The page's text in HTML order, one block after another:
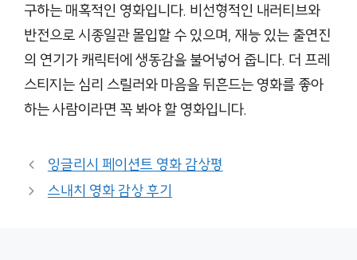
구하는 매혹적인 영화입니다. 비선형적인 내러티브와
반전으로 시종일관 몰입할 수 있으며, 재능 있는 출연진
의 연기가 캐릭터에 생동감을 불어넣어 줍니다. 더 프레
스티지는 심리 스릴러와 마음을 뒤흔드는 영화를 좋아
하는 사람이라면 꼭 봐야 할 영화입니다.
잉글리시 페이션트 영화 감상평
스내치 영화 감상 후기